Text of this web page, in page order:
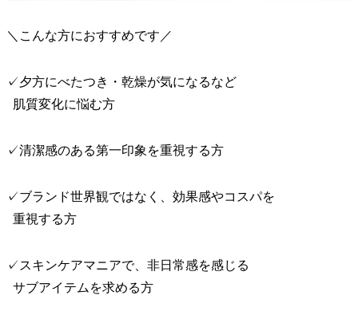
＼こんな方におすすめです／
✓夕方にべたつき・乾燥が気になるなど
肌質変化に悩む方
✓清潔感のある第一印象を重視する方
✓ブランド世界観ではなく、効果感やコスパを
重視する方
✓スキンケアマニアで、非日常感を感じる
サブアイテムを求める方